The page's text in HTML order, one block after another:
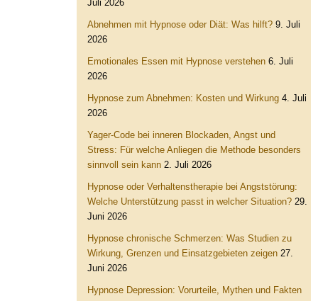
Juli 2026
Abnehmen mit Hypnose oder Diät: Was hilft? 9. Juli
2026
Emotionales Essen mit Hypnose verstehen 6. Juli
2026
Hypnose zum Abnehmen: Kosten und Wirkung 4. Juli
2026
Yager-Code bei inneren Blockaden, Angst und
Stress: Für welche Anliegen die Methode besonders
sinnvoll sein kann 2. Juli 2026
Hypnose oder Verhaltenstherapie bei Angststörung:
Welche Unterstützung passt in welcher Situation? 29.
Juni 2026
Hypnose chronische Schmerzen: Was Studien zu
Wirkung, Grenzen und Einsatzgebieten zeigen 27.
Juni 2026
Hypnose Depression: Vorurteile, Mythen und Fakten